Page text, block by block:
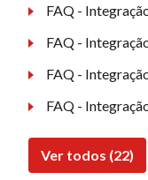
FAQ -
FAQ -
FAQ -
FAQ -
Ver todos (22)